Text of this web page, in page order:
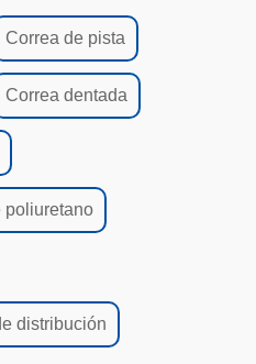
Correa de pista
Correa dentada
poliuretano
distribución